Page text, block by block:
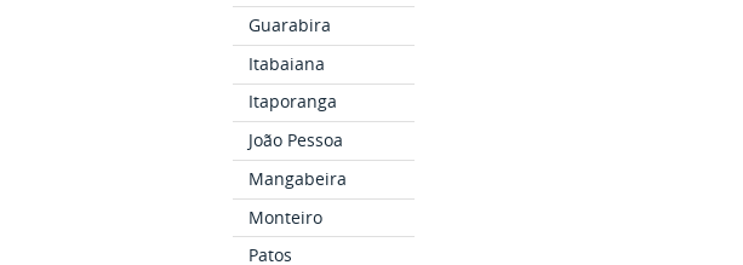
Guarabira
Itabaiana
Itaporanga
João Pessoa
Mangabeira
Monteiro
Patos